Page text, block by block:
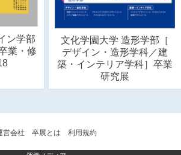
ン学部
業・修
文化学園大学 造形学部［
デザイン・造形学科／建
築・インテリア学科］卒業
研究展
営会社 卒展とは 利用規約